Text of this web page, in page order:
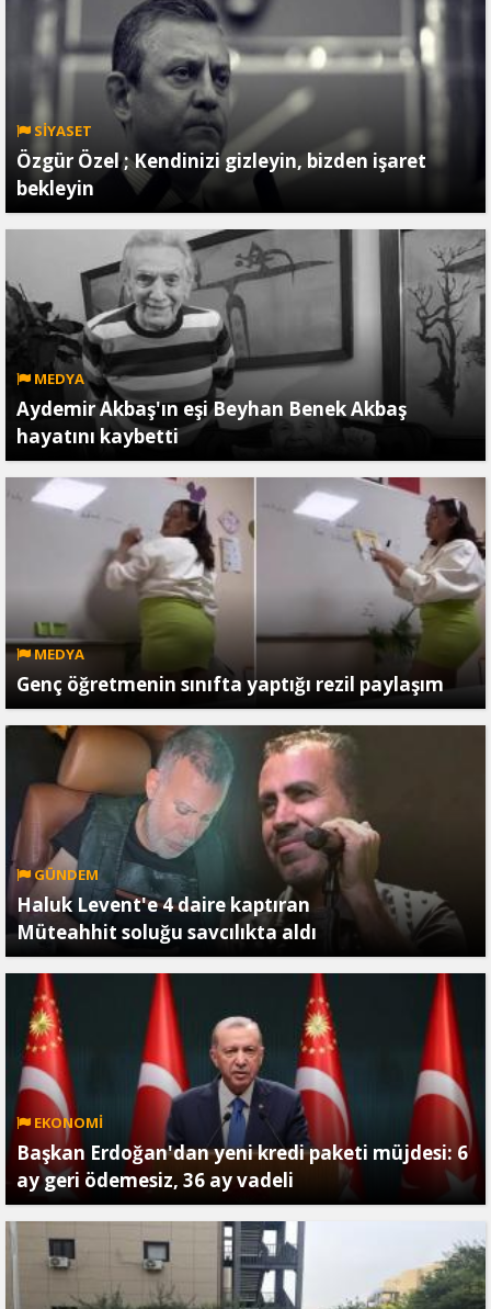
SİYASET
Özgür Özel ; Kendinizi gizleyin, bizden işaret
bekleyin
MEDYA
Aydemir Akbaş'ın eşi Beyhan Benek Akbaş
hayatını kaybetti
MEDYA
Genç öğretmenin sınıfta yaptığı rezil paylaşım
GÜNDEM
Haluk Levent'e 4 daire kaptıran
Müteahhit soluğu savcılıkta aldı
EKONOMİ
Başkan Erdoğan'dan yeni kredi paketi müjdesi: 6
ay geri ödemesiz, 36 ay vadeli